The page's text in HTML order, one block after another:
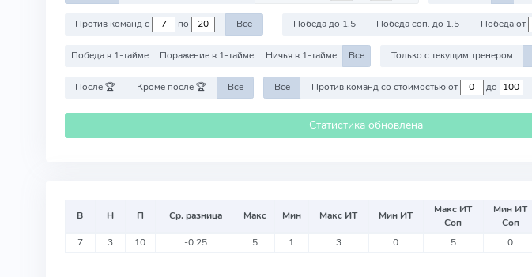
Против команд с по Все Победа до 1.5 Победа соп. до 1.5 Победа от
Победа в 1-тайме Поражение в 1-тайме Ничья в 1-тайме Все Только с текущим тренером
После 🏆 Кроме после 🏆 Все Все Против команд со стоимостью от до
Статистика обновлена
В Н П Ср. разница Макс Мин Макс ИТ Мин ИТ
Макс ИТ
Соп
Мин ИТ
Соп
7 3 10 -0.25 5 1 3 0 5 0